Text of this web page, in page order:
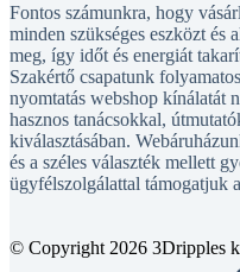
Fontos számunkra, hogy
minden szükséges eszközt és
meg, így időt és energiát
Szakértő csapatunk
nyomtatás webshop kínálatát
hasznos tanácsokkal,
kiválasztásában.
és a széles választék mellett
ügyfélszolgálattal támogatjuk
© Copyright 2026 3Dripples